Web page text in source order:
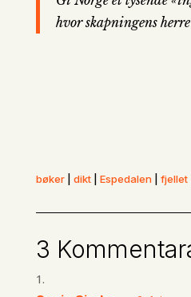
hvor skapningens
bøker| dikt| Espedalen| fjellet|
3